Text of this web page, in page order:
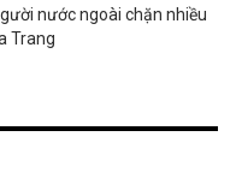
nước ngoài chặn nhiều
Trang